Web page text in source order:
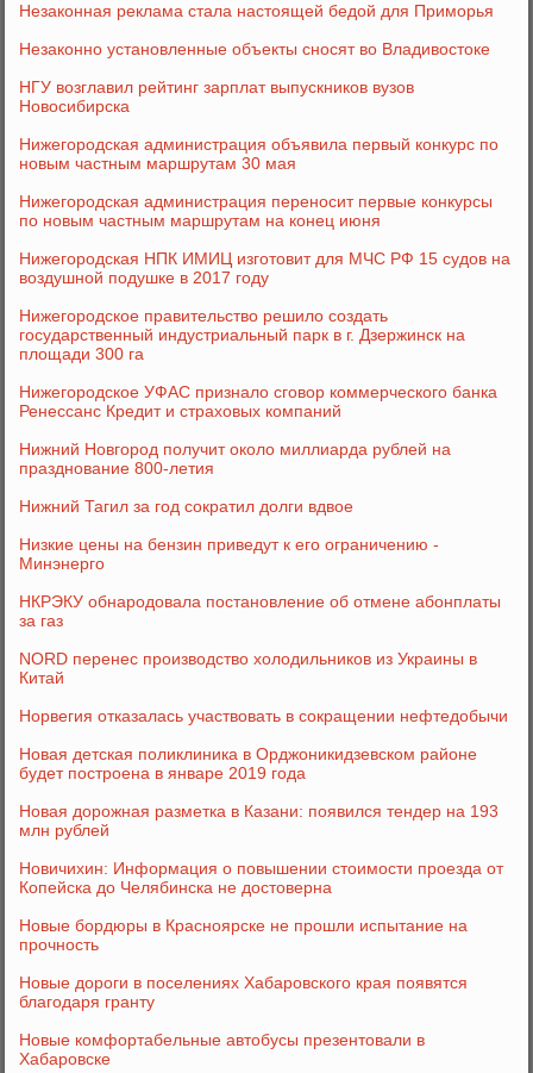
Незаконная реклама стала настоящей бедой для Приморья
Незаконно установленные объекты сносят во Владивостоке
НГУ возглавил рейтинг зарплат выпускников вузов
Новосибирска
Нижегородская администрация объявила первый конкурс по
новым частным маршрутам 30 мая
Нижегородская администрация переносит первые конкурсы
по новым частным маршрутам на конец июня
Нижегородская НПК ИМИЦ изготовит для МЧС РФ 15 судов на
воздушной подушке в 2017 году
Нижегородское правительство решило создать
государственный индустриальный парк в г. Дзержинск на
площади 300 га
Нижегородское УФАС признало сговор коммерческого банка
Ренессанс Кредит и страховых компаний
Нижний Новгород получит около миллиарда рублей на
празднование 800-летия
Нижний Тагил за год сократил долги вдвое
Низкие цены на бензин приведут к его ограничению -
Минэнерго
НКРЭКУ обнародовала постановление об отмене абонплаты
за газ
NORD перенес производство холодильников из Украины в
Китай
Норвегия отказалась участвовать в сокращении нефтедобычи
Новая детская поликлиника в Орджоникидзевском районе
будет построена в январе 2019 года
Новая дорожная разметка в Казани: появился тендер на 193
млн рублей
Новичихин: Информация о повышении стоимости проезда от
Копейска до Челябинска не достоверна
Новые бордюры в Красноярске не прошли испытание на
прочность
Новые дороги в поселениях Хабаровского края появятся
благодаря гранту
Новые комфортабельные автобусы презентовали в
Хабаровске